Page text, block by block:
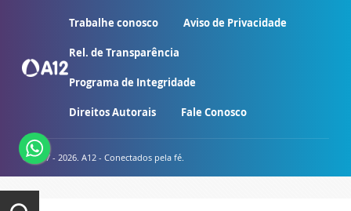
Trabalhe conosco Aviso de Privacidade
Rel. de Transparência
Programa de Integridade
Direitos Autorais Fale Conosco
© 2007 - 2026. A12 - Conectados pela fé.